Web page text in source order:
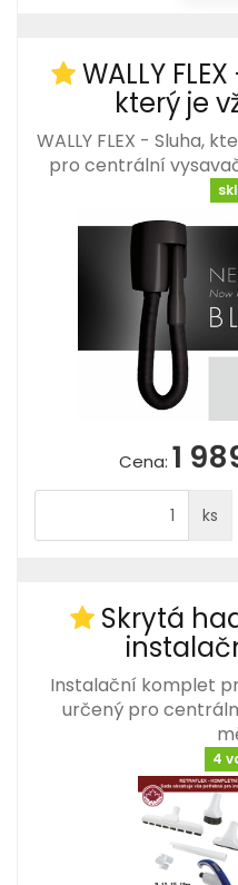
WALLY
který je
WALLY FLEX - Sluha,
pro centrální
Cena: 1
ks
Skrytá
Instalační komplet
určený pro
4